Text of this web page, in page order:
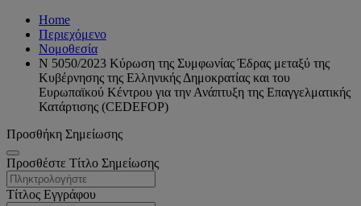
Home
Περιεχόμενο
Νομοθεσία
Ν 5050/2023 Κύρωση της Συμφωνίας Έδρας μεταξύ της
Κυβέρνησης της Ελληνικής Δημοκρατίας και του
Ευρωπαϊκού Κέντρου για την Ανάπτυξη της Επαγγελματικής
Κατάρτισης (CEDEFOP)
Προσθήκη Σημείωσης
Προσθέστε Τίτλο Σημείωσης
Τίτλος Εγγράφου